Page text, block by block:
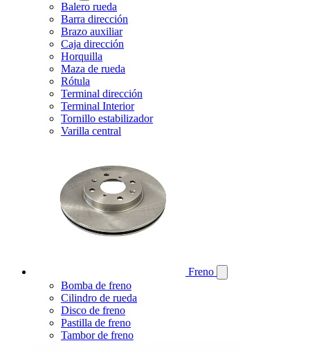
Balero rueda
Barra dirección
Brazo auxiliar
Caja dirección
Horquilla
Maza de rueda
Rótula
Terminal dirección
Terminal Interior
Tornillo estabilizador
Varilla central
Freno
Bomba de freno
Cilindro de rueda
Disco de freno
Pastilla de freno
Tambor de freno